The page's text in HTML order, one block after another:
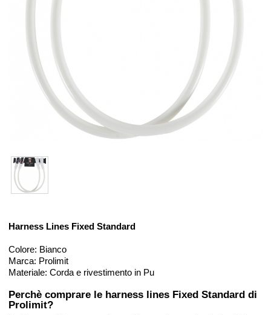
Harness Lines Fixed Standard
Colore: Bianco
Marca: Prolimit
Materiale: Corda e rivestimento in Pu
Perchè comprare le harness lines Fixed Standard di
Prolimit?